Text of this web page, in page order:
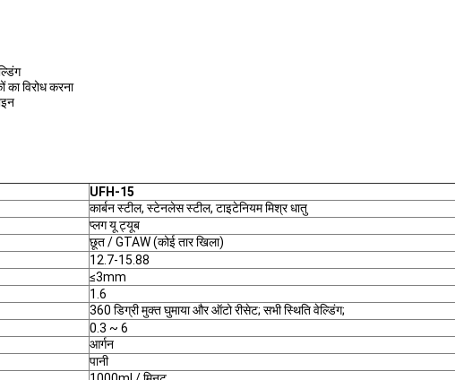
विरोध करना
UFH-15
कार्बन स्टील, स्टेनलेस स्टील, टाइटेनियम मिश्र धातु
प्लग यू ट्यूब
छूत / GTAW (कोई तार खिला)
12.7-15.88
≤3mm
1.6
360 डिग्री मुक्त घुमाया और ऑटो रीसेट; सभी स्थिति वेल्डिंग;
0.3 ~ 6
आर्गन
पानी